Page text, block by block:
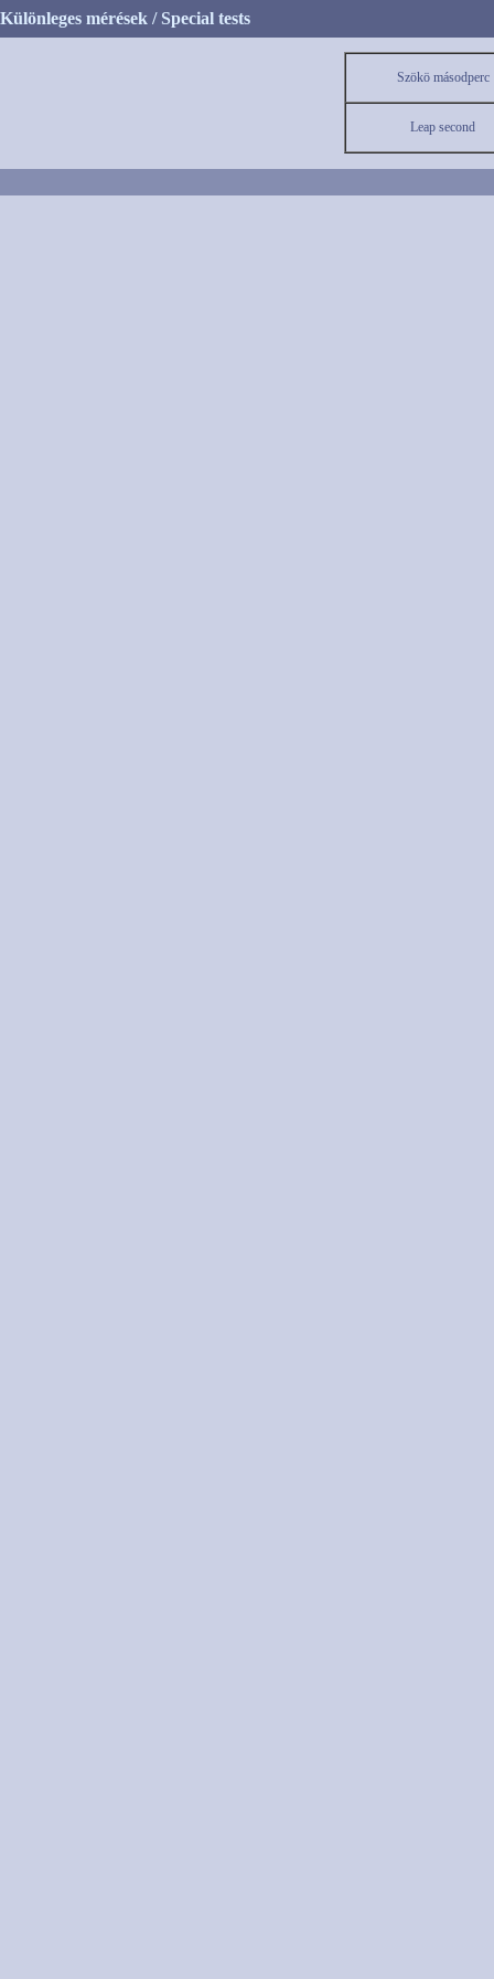
Különleges mérések / Special tests
Szökö másodperc
Leap second